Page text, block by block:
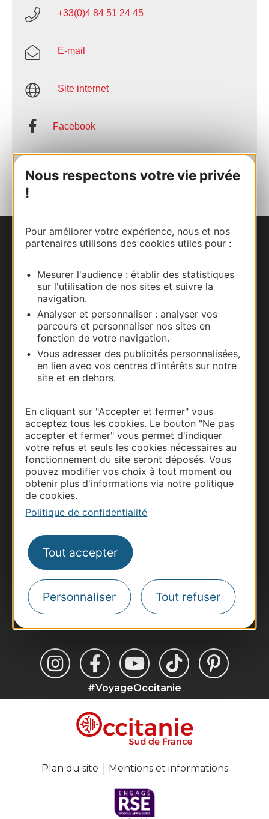
Nous respectons votre vie privée
!
Pour améliorer votre expérience, nous et nos
partenaires utilisons des cookies utiles pour :
Mesurer l'audience : établir des statistiques
sur l'utilisation de nos sites et suivre la
navigation.
Analyser et personnaliser : analyser vos
parcours et personnaliser nos sites en
fonction de votre navigation.
Vous adresser des publicités personnalisées,
en lien avec vos centres d'intérêts sur notre
site et en dehors.
En cliquant sur "Accepter et fermer" vous
acceptez tous les cookies. Le bouton "Ne pas
accepter et fermer" vous permet d'indiquer
votre refus et seuls les cookies nécessaires au
fonctionnement du site seront déposés. Vous
pouvez modifier vos choix à tout moment ou
obtenir plus d'informations via notre politique
de cookies.
Politique de confidentialité
Tout accepter
Personnaliser Tout refuser
+33(0)4 84 51 24 45
E-mail
Site internet
Facebook
Nous contacter
Carte interactive
Documentation
Thermalisme
Business/Mice
Pros d'Occitanie
Site presse et d'influence
Voyagistes
Destination Sport
Inscrivez-vous à la lettre d'information
Destination Occitanie pour recevoir des
suggestions de séjours, de visites et de sorties.
Je m'abonne
#VoyageOccitanie
Plan du site Mentions et informations